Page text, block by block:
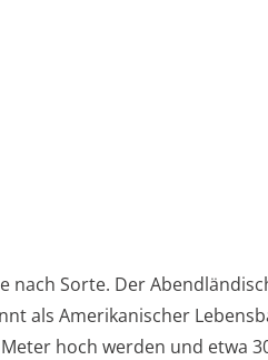
nach Sorte. Der
als Amerikanischer
hoch werden und etwa